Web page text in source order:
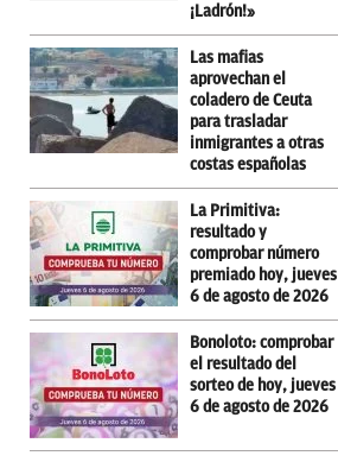
¡Ladrón!»
Las mafias
aprovechan el
coladero de Ceuta
para trasladar
inmigrantes a otras
costas españolas
La Primitiva:
resultado y
comprobar número
premiado hoy, jueves
6 de agosto de 2026
Bonoloto: comprobar
el resultado del
sorteo de hoy, jueves
6 de agosto de 2026